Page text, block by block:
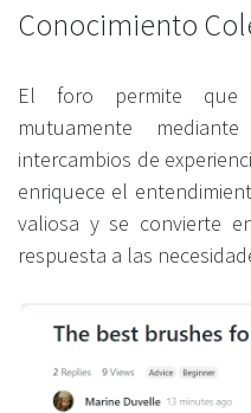
Conocimiento
El foro permite que
mutuamente
intercambios de
enriquece el
valiosa y se convierte
respuesta a las